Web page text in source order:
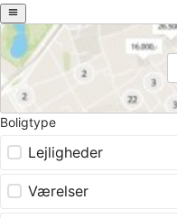
Boligtype
Lejligheder
Værelser